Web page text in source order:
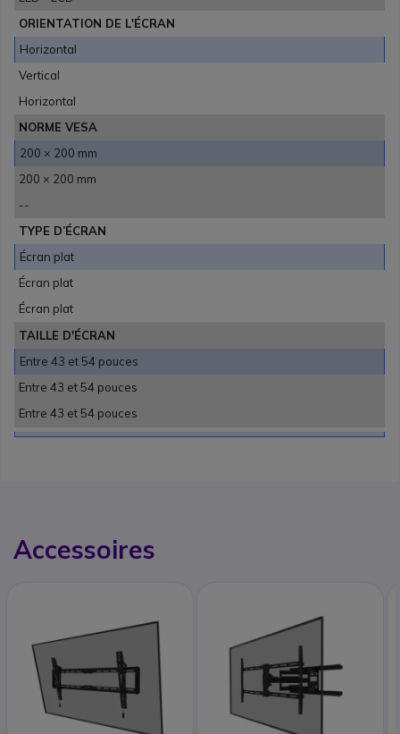
ORIENTATION DE L'ÉCRAN
Horizontal
Vertical
Horizontal
NORME VESA
200 × 200 mm
200 × 200 mm
--
TYPE D’ÉCRAN
Écran plat
Écran plat
Écran plat
TAILLE D'ÉCRAN
Entre 43 et 54 pouces
Entre 43 et 54 pouces
Entre 43 et 54 pouces
Accessoires